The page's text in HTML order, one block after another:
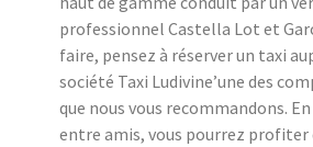
professionnel Castella Lot et
faire, pensez à réserver un taxi
société Taxi Ludivine’une des
que nous vous recommandons.
entre amis, vous pourrez profiter